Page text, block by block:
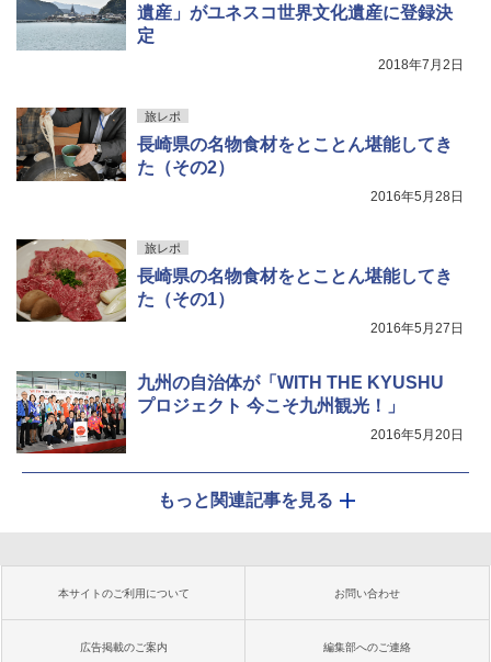
遺産」がユネスコ世界文化遺産に登録決
定
2018年7月2日
旅レポ
長崎県の名物食材をとことん堪能してき
た（その2）
2016年5月28日
旅レポ
長崎県の名物食材をとことん堪能してき
た（その1）
2016年5月27日
九州の自治体が「WITH THE KYUSHU
プロジェクト 今こそ九州観光！」
2016年5月20日
もっと関連記事を見る
本サイトのご利用について お問い合わせ
広告掲載のご案内 編集部へのご連絡